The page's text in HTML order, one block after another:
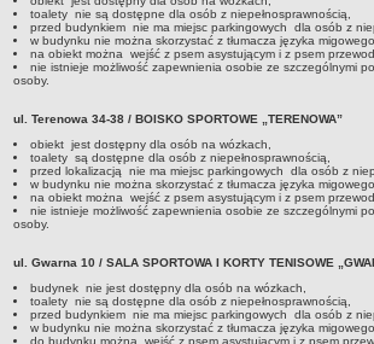
toalety nie są dostępne dla osób z niepełnosprawnością,
przed budynkiem nie ma miejsc parkingowych dla osób z
w budynku nie można skorzystać z tłumacza języka
na obiekt można wejść z psem asystującym i z psem
nie istnieje możliwość zapewnienia osobie ze szczególnymi
osoby.
ul. Terenowa 34-38 / BOISKO SPORTOWE „TERENOWA”
obiekt jest dostępny dla osób na wózkach,
toalety są dostępne dla osób z niepełnosprawnością,
przed lokalizacją nie ma miejsc parkingowych dla osób z
w budynku nie można skorzystać z tłumacza języka
na obiekt można wejść z psem asystującym i z psem
nie istnieje możliwość zapewnienia osobie ze szczególnymi
osoby.
ul. Gwarna 10 / SALA SPORTOWA I KORTY TENISOWE
budynek nie jest dostępny dla osób na wózkach,
toalety nie są dostępne dla osób z niepełnosprawnością,
przed budynkiem nie ma miejsc parkingowych dla osób z
w budynku nie można skorzystać z tłumacza języka
do budynku można wejść z psem asystującym i z psem